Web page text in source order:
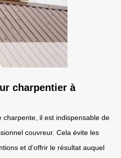
charpentier à
charpente, il est indispensable de
couvreur. Cela évite les
et d’offrir le résultat auquel